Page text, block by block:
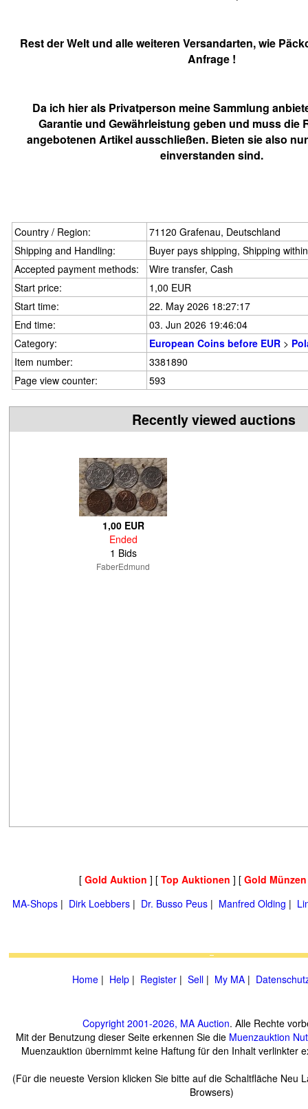
Rest der Welt und alle weiteren Versandarten, wie
Anfrage !
Da ich hier als Privatperson meine Sammlung
Garantie und Gewährleistung geben und muss die
angebotenen Artikel ausschließen. Bieten sie also
einverstanden sind.
Country / Region:
71120 Grafenau, Deutschland
Shipping and Handling:
Buyer pays shipping, Shipping
Accepted payment methods:
Wire transfer, Cash
Start price:
1,00 EUR
Start time:
22. May 2026 18:27:17
End time:
03. Jun 2026 19:46:04
Category:
European Coins before EUR >
Item number:
3381890
Page view counter:
593
Recently viewed auctions
1,00 EUR
Ended
1 Bids
FaberEdmund
[ Gold Auktion ] [ Top Auktionen ] [ Gold
MA-Shops | Dirk Loebbers | Dr. Busso Peus | Manfred Olding |
Home | Help | Register | Sell | My MA |
Copyright 2001-2026, MA Auction. Alle Rechte
Mit der Benutzung dieser Seite erkennen Sie die Muenzauktion
Muenzauktion übernimmt keine Haftung für den Inhalt verlinkter
(Für die neueste Version klicken Sie bitte auf die Schaltfläche Neu
Browsers)